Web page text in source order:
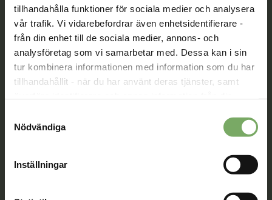
tillhandahålla funktioner för sociala medier och analysera
vår trafik. Vi vidarebefordrar även enhetsidentifierare -
från din enhet till de sociala medier, annons- och
analysföretag som vi samarbetar med. Dessa kan i sin
tur kombinera informationen med information som du har
tillhandahållit - när du har använt deras tjänster, samt
området. Du godkänner våra cookies vid fortsatt
Nödvändiga
Inställningar
Tillsammans rör vi oss framåt. Du är en viktig del
av vår rörelse.
Bli medlem
Välkommen att kontakta oss. Här hittar du kontaktvägar
till oss utifrån din roll och ditt ärende. Du som är